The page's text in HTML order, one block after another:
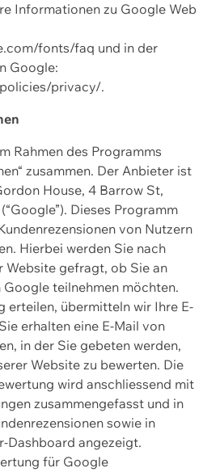
Informationen zu Google Web
fonts/faq und in der
Google:
privacy/.
Rahmen des Programms
zusammen. Der Anbieter ist
House, 4 Barrow St,
Dieses Programm
von Nutzern
Hierbei werden Sie nach
Website gefragt, ob Sie an
teilnehmen möchten.
erteilen, übermitteln wir Ihre E-
erhalten eine E-Mail von
in der Sie gebeten werden,
Website zu bewerten. Die
wird anschliessend mit
zusammengefasst und in
sowie in
Dashboard angezeigt.
für Google